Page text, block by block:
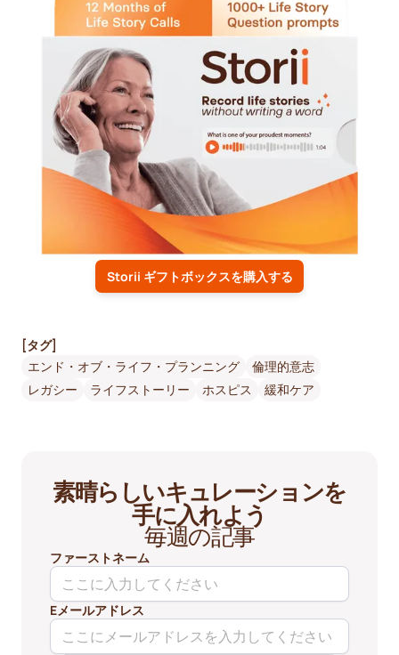
Storii ギフトボックスを購入する
[タグ]
エンド・オブ・ライフ・プランニング
倫理的意志
レガシー
ライフストーリー ホスピス 緩和ケア
素晴らしいキュレーションを
手に入れよう
毎週の記事
ファーストネーム
Eメールアドレス